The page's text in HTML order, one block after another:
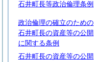
石井町長等政治倫理条例
政治倫理の確立のための
石井町長の資産等の公開
に関する条例
石井町長の資産等の公開